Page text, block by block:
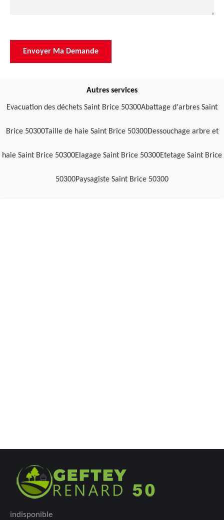
Autres services
Evacuation des déchets Saint Brice 50300Abattage d'arbres Saint
Brice 50300Taille de haie Saint Brice 50300Dessouchage arbre et
haie Saint Brice 50300Elagage Saint Brice 50300Etetage Saint Brice
50300Paysagiste Saint Brice 50300
indisponible